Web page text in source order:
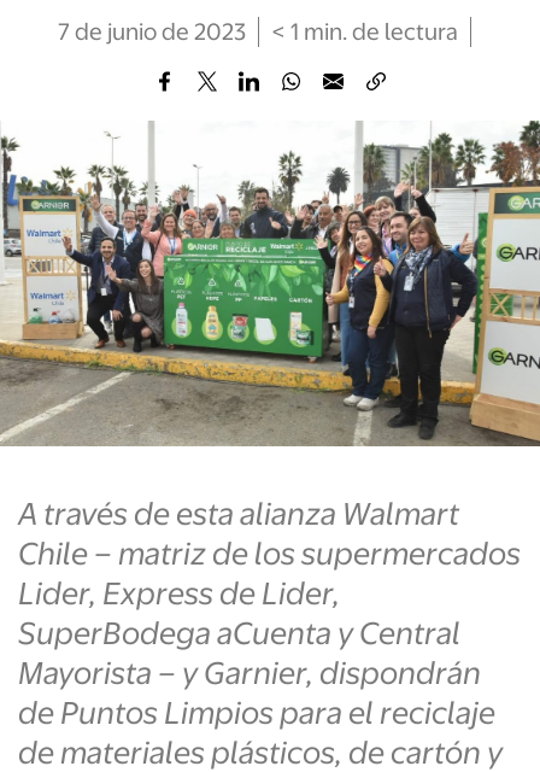
7 de junio de 2023 < 1 min. de lectura
A través de esta alianza Walmart
Chile – matriz de los supermercados
Lider, Express de Lider,
SuperBodega aCuenta y Central
Mayorista – y Garnier, dispondrán
de Puntos Limpios para el reciclaje
de materiales plásticos, de cartón y